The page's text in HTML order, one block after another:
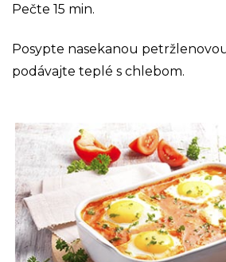
Pečte 15 min.
Posypte nasekanou
podávajte teplé s chlebom.